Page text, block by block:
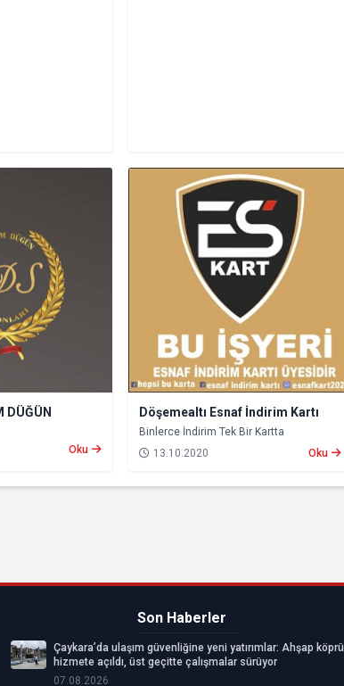
DÜĞÜN
Oku
Döşemealtı Esnaf İndirim Kartı
Binlerce İndirim Tek Bir Kartta
13.10.2020
Oku
Son Haberler
Çaykara’da ulaşım güvenliğine yeni yatırımlar: Ahşap köprü
hizmete açıldı, üst geçitte çalışmalar sürüyor
07.08.2026